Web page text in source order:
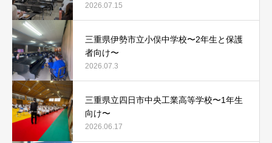
2026.07.15
三重県伊勢市立小俣中学校〜2年生と保護
者向け〜
2026.07.3
三重県立四日市中央工業高等学校〜1年生
向け〜
2026.06.17